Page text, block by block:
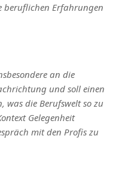
beruflichen Erfahrungen
an die
und soll einen
was die Berufswelt so zu
Gelegenheit
mit den Profis zu